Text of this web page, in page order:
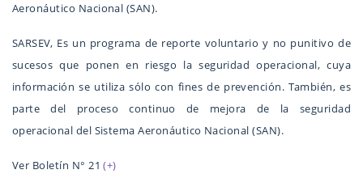
Aeronáutico Nacional (SAN).
SARSEV, Es un programa de reporte voluntario y no punitivo de
sucesos que ponen en riesgo la seguridad operacional, cuya
información se utiliza sólo con fines de prevención. También, es
parte del proceso continuo de mejora de la seguridad
operacional del Sistema Aeronáutico Nacional (SAN).
Ver Boletín N° 21(+)